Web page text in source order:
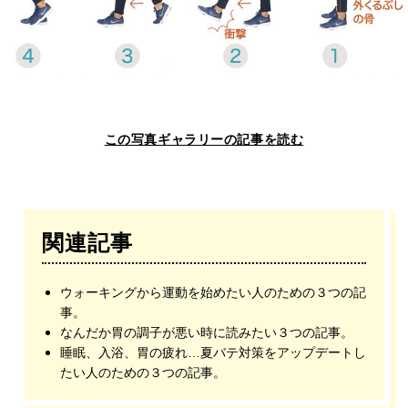
この写真ギャラリーの記事を読む
関連記事
ウォーキングから運動を始めたい人のための３つの記
事。
なんだか胃の調子が悪い時に読みたい３つの記事。
睡眠、入浴、胃の疲れ…夏バテ対策をアップデートし
たい人のための３つの記事。